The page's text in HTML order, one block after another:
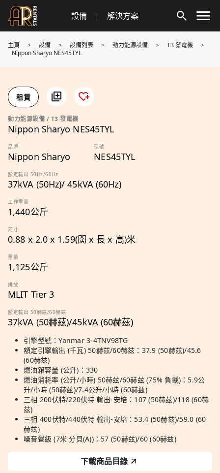
Skip
content
設備 | 解決方案
主頁 > 設備 > 設備列表 > 動力能源設備 > T3 發電機
>
Nippon Sharyo NES45TYL
租賃
動力能源設備 / T3 發電機
Nippon Sharyo NES45TYL
品牌
Nippon Sharyo
型號
NES45TYL
額定輸出 50Hz/60Hz
37kVA (50Hz)/ 45kVA (60Hz)
工作重量
1,440公斤
尺寸
0.88 x 2.0 x 1.59(闊 x 長 x 高)米
重量
1,125公斤
排放
MLIT Tier 3
額定輸出 50赫茲/60赫茲
37kVA (50赫茲)/45kVA (60赫茲)
引擎型號：Yanmar 3-4TNV98TG
額定引擎輸出 (千瓦) 50赫兹/60赫兹：37.9 (50赫兹)/45.6
(60赫兹)
燃油箱容量 (公升)：330
燃油消耗率 (公升/小時) 50赫兹/60赫兹 (75% 負載)：5.9公
升/小時 (50赫兹)/7.4公升/小時 (60赫兹)
三相 200伏特/220伏特 輸出-安培：107 (50赫兹)/118 (60赫
兹)
三相 400伏特/440伏特 輸出-安培：53.4 (50赫兹)/59.0 (60
赫兹)
噪音聲級 (7米 分貝(A))：57 (50赫兹)/60 (60赫兹)
下載商品目錄